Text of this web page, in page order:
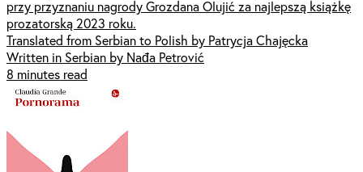
przy przyznaniu nagrody Grozdana Olujić za najlepszą książkę
prozatorską 2023 roku.
Translated from Serbian to Polish by Patrycja Chajęcka
Written in Serbian by Nađa Petrović
8 minutes read